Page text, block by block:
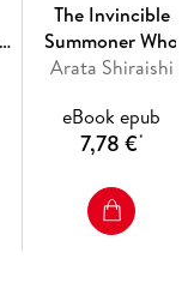
The Invincible
Summoner Who
Crawled Up from
Arata Shiraishi
eBook epub
7,78 €*